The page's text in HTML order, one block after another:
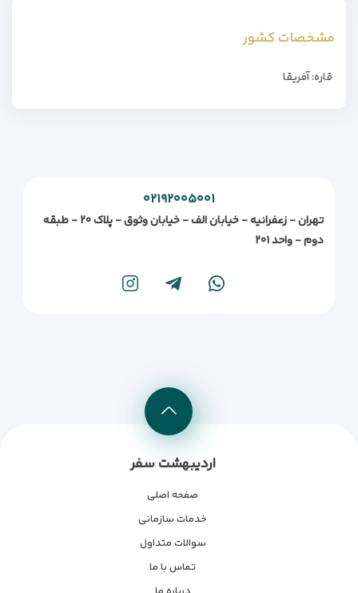
مشخصات کشور
قاره: آفریقا
۰۲۱۹۲۰۰۵۰۰۱
تهران - زعفرانیه - خیابان الف - خیابان وثوق - پلاک ۲۰ - طبقه
دوم - واحد ۲۰۱
اردیبهشت سفر
صفحه اصلی
خدمات سازمانی
سوالات متداول
تماس با ما